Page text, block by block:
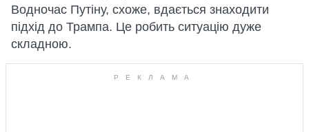
Водночас Путіну, схоже, вдається знаходити
підхід до Трампа. Це робить ситуацію дуже
складною.